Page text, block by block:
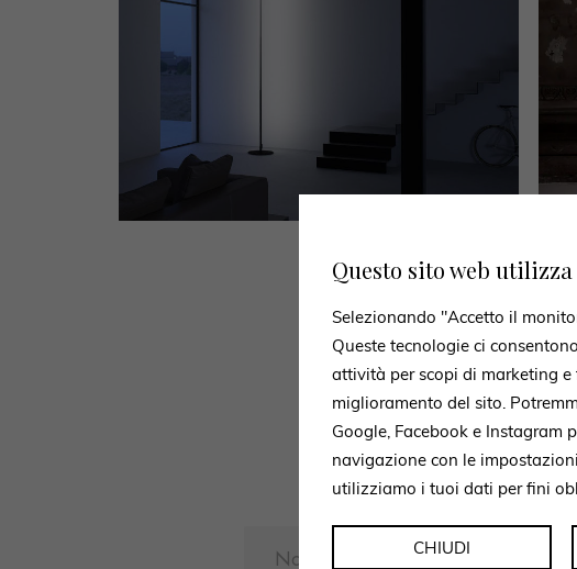
Utilizza il modulo
Questo sito web
Selezionando "Accetto il
Queste tecnologie ci
attività per scopi di marketing
miglioramento del sito.
Google, Facebook e
navigazione con le
utilizziamo i tuoi dati per fini
CHIUDI